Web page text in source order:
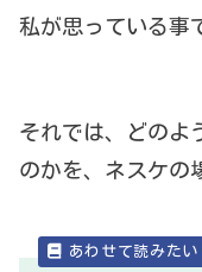
私が思っている事
それでは、どのよ
のかを、ネスケの